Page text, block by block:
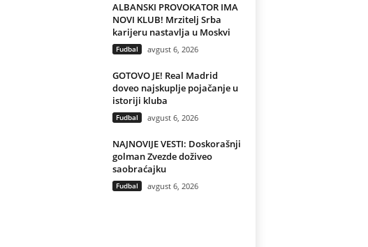
ALBANSKI PROVOKATOR IMA
NOVI KLUB! Mrzitelj Srba
karijeru nastavlja u Moskvi
Fudbal avgust 6, 2026
GOTOVO JE! Real Madrid
doveo najskuplje pojačanje u
istoriji kluba
Fudbal avgust 6, 2026
NAJNOVIJE VESTI: Doskorašnji
golman Zvezde doživeo
saobraćajku
Fudbal avgust 6, 2026